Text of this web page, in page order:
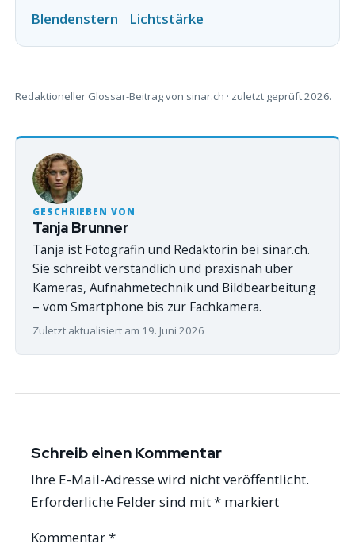
Blendenstern
Lichtstärke
Redaktioneller Glossar-Beitrag von sinar.ch · zuletzt geprüft 2026.
GESCHRIEBEN VON
Tanja Brunner
Tanja ist Fotografin und Redaktorin bei sinar.ch.
Sie schreibt verständlich und praxisnah über
Kameras, Aufnahmetechnik und Bildbearbeitung
– vom Smartphone bis zur Fachkamera.
Zuletzt aktualisiert am 19. Juni 2026
Schreib einen Kommentar
Ihre E-Mail-Adresse wird nicht veröffentlicht.
Erforderliche Felder sind mit* markiert
Kommentar*